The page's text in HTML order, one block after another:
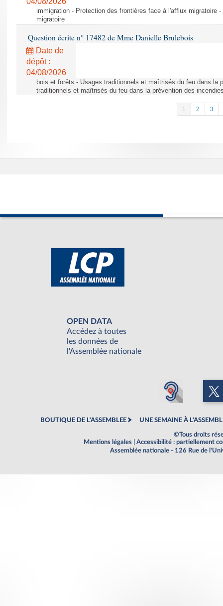
immigration - Protection des frontières face à l'afflux migratoire
migratoire
Question écrite n° 17482 de Mme Danielle Brulebois
Date de
dépôt :
04/08/2026
bois et forêts - Usages traditionnels et maîtrisés du feu dans la
traditionnels et maîtrisés du feu dans la prévention des
1 2 3
OPEN DATA
Accédez à toutes
les données de
l'Assemblée nationale
BOUTIQUE DE L'ASSEMBLEE UNE SEMAINE À
©Tous droits
Mentions légales
Accessibilité : partiellement
Assemblée nationale - 126 Rue de